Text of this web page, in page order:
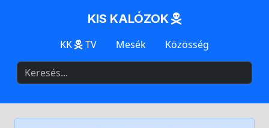
KIS KALÓZOK
KK TV Mesék Közösség